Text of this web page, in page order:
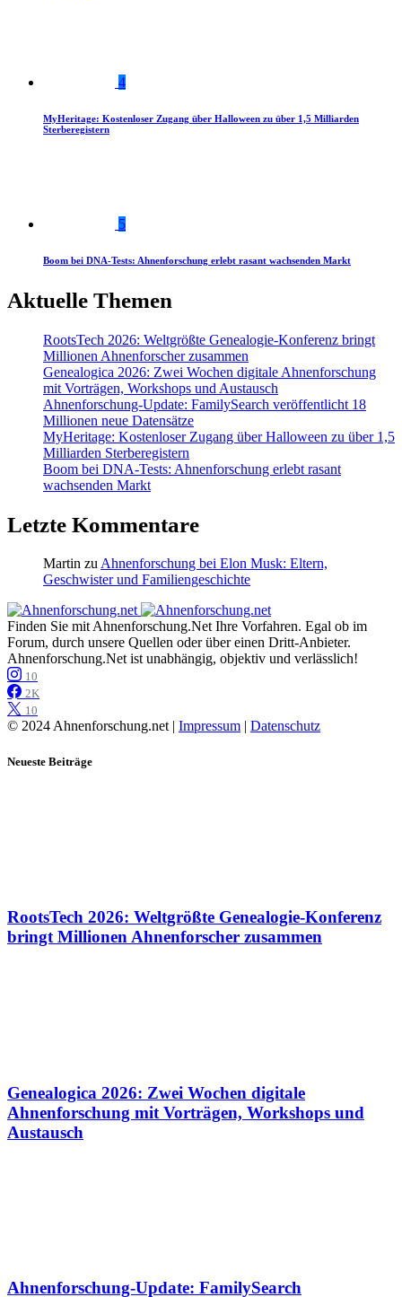
4
MyHeritage: Kostenloser Zugang über Halloween zu über 1,5 Milliarden
Sterberegistern
5
Boom bei DNA-Tests: Ahnenforschung erlebt rasant wachsenden Markt
Aktuelle Themen
RootsTech 2026: Weltgrößte Genealogie-Konferenz bringt
Millionen Ahnenforscher zusammen
Genealogica 2026: Zwei Wochen digitale Ahnenforschung
mit Vorträgen, Workshops und Austausch
Ahnenforschung-Update: FamilySearch veröffentlicht 18
Millionen neue Datensätze
MyHeritage: Kostenloser Zugang über Halloween zu über 1,5
Milliarden Sterberegistern
Boom bei DNA-Tests: Ahnenforschung erlebt rasant
wachsenden Markt
Letzte Kommentare
Martin zu Ahnenforschung bei Elon Musk: Eltern,
Geschwister und Familiengeschichte
Finden Sie mit Ahnenforschung.Net Ihre Vorfahren. Egal ob im
Forum, durch unsere Quellen oder über einen Dritt-Anbieter.
Ahnenforschung.Net ist unabhängig, objektiv und verlässlich!
10
2K
10
© 2024 Ahnenforschung.net | Impressum | Datenschutz
Neueste Beiträge
RootsTech 2026: Weltgrößte Genealogie-Konferenz
bringt Millionen Ahnenforscher zusammen
Genealogica 2026: Zwei Wochen digitale
Ahnenforschung mit Vorträgen, Workshops und
Austausch
Ahnenforschung-Update: FamilySearch